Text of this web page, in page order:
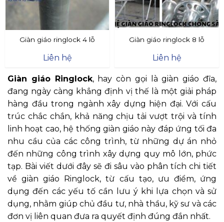
Giàn giáo ringlock 4 lỗ
Liên hệ
Giàn giáo ringlock 8 lỗ
Liên hệ
Giàn giáo Ringlock, hay còn gọi là giàn giáo đĩa,
đang ngày càng khẳng định vị thế là một giải pháp
hàng đầu trong ngành xây dựng hiện đại. Với cấu
trúc chắc chắn, khả năng chịu tải vượt trội và tính
linh hoạt cao, hệ thống giàn giáo này đáp ứng tối đa
nhu cầu của các công trình, từ những dự án nhỏ
đến những công trình xây dựng quy mô lớn, phức
tạp. Bài viết dưới đây sẽ đi sâu vào phân tích chi tiết
về giàn giáo Ringlock, từ cấu tạo, ưu điểm, ứng
dụng đến các yếu tố cần lưu ý khi lựa chọn và sử
dụng, nhằm giúp chủ đầu tư, nhà thầu, kỹ sư và các
đơn vị liên quan đưa ra quyết định đúng đắn nhất.